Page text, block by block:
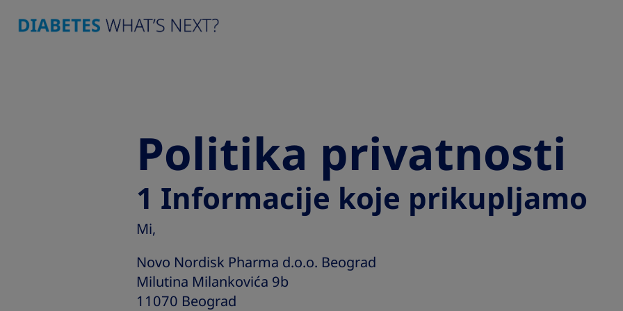
Politika privatnosti
1 Informacije koje prikupljamo
Mi,
Novo Nordisk Pharma d.o.o. Beograd
Milutina Milankovića 9b
11070 Beograd